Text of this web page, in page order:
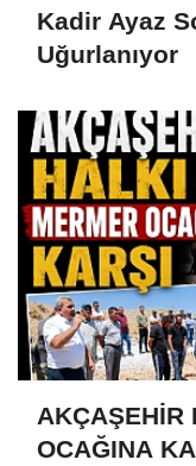
Kadir Ayaz
Uğurlanıyor
AKÇAŞEHİR
OCAĞINA